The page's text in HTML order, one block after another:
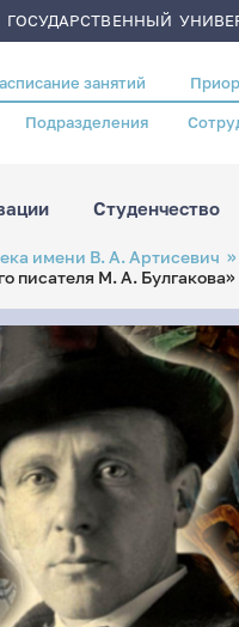
занятий
Подразделения
Студенчество
имени В. А. Артисевич
писателя М. А. Булгакова»